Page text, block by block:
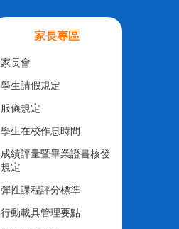
家長專區
家長會
學生請假規定
服儀規定
學生在校作息時間
成績評量暨畢業證書核發
規定
彈性課程評分標準
行動載具管理要點